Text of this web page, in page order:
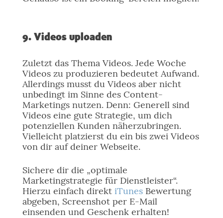
9. Videos uploaden
Zuletzt das Thema Videos. Jede Woche
Videos zu produzieren bedeutet Aufwand.
Allerdings musst du Videos aber nicht
unbedingt im Sinne des Content-
Marketings nutzen. Denn: Generell sind
Videos eine gute Strategie, um dich
potenziellen Kunden näherzubringen.
Vielleicht platzierst du ein bis zwei Videos
von dir auf deiner Webseite.
Sichere dir die „optimale
Marketingstrategie für Dienstleister“.
Hierzu einfach direkt iTunesBewertung
abgeben, Screenshot per E-Mail
einsenden und Geschenk erhalten!